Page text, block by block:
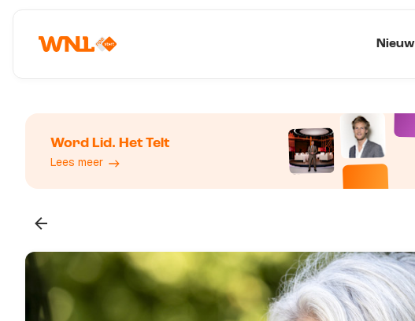
Word Lid. Het Telt
Lees meer